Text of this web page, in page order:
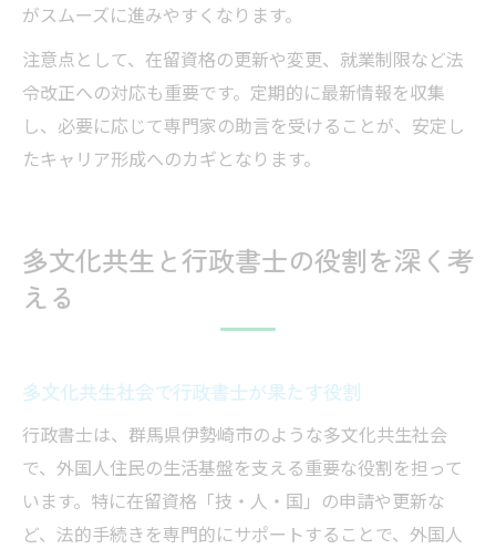
がスムーズに進みやすくなります。
注意点として、在留資格の更新や変更、就業制限など法
令改正への対応も重要です。定期的に最新情報を収集
し、必要に応じて専門家の助言を受けることが、安定し
たキャリア形成へのカギとなります。
多文化共生と行政書士の役割を深く考
える
多文化共生社会で行政書士が果たす役割
行政書士は、群馬県伊勢崎市のような多文化共生社会
で、外国人住民の生活基盤を支える重要な役割を担って
います。特に在留資格「技・人・国」の申請や更新な
ど、法的手続きを専門的にサポートすることで、外国人